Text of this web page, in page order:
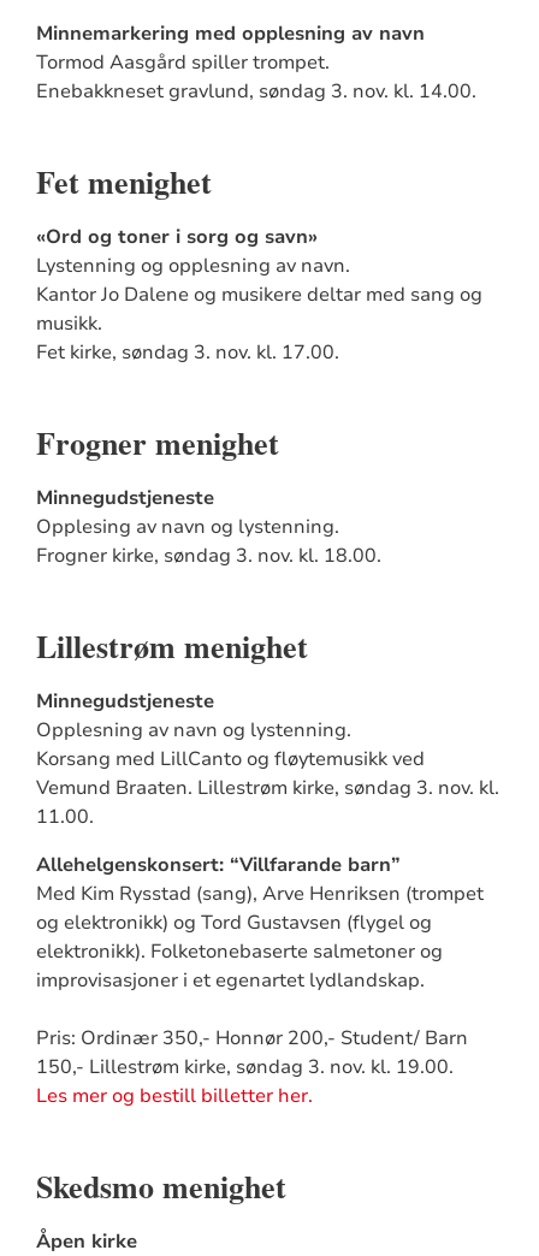
Minnemarkering med opplesning av navn
Tormod Aasgård spiller trompet.
Enebakkneset gravlund, søndag 3. nov. kl. 14.00.
Fet menighet
«Ord og toner i sorg og savn»
Lystenning og opplesning av navn.
Kantor Jo Dalene og musikere deltar med sang og
musikk.
Fet kirke, søndag 3. nov. kl. 17.00.
Frogner menighet
Minnegudstjeneste
Opplesing av navn og lystenning.
Frogner kirke, søndag 3. nov. kl. 18.00.
Lillestrøm menighet
Minnegudstjeneste
Opplesning av navn og lystenning.
Korsang med LillCanto og fløytemusikk ved
Vemund Braaten. Lillestrøm kirke, søndag 3. nov. kl.
11.00.
Allehelgenskonsert: “Villfarande barn”
Med Kim Rysstad (sang), Arve Henriksen (trompet
og elektronikk) og Tord Gustavsen (flygel og
elektronikk). Folketonebaserte salmetoner og
improvisasjoner i et egenartet lydlandskap.
Pris: Ordinær 350,- Honnør 200,- Student/ Barn
150,- Lillestrøm kirke, søndag 3. nov. kl. 19.00.
Les mer og bestill billetter her.
Skedsmo menighet
Åpen kirke